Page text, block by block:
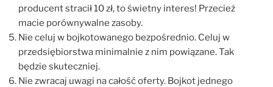
producent stracił 10 zł, to świetny interes! Przecież
macie porównywalne zasoby.
Nie celuj w bojkotowanego bezpośrednio. Celuj w
przedsiębiorstwa minimalnie z nim powiązane. Tak
będzie skuteczniej.
Nie zwracaj uwagi na całość oferty. Bojkot jednego